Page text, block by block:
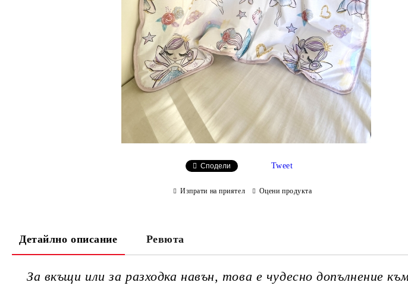
Сподели Tweet
Изпрати на приятел Оцени продукта
Детайлно описание Ревюта
За вкъщи или за разходка навън, това е чудесно допълнение